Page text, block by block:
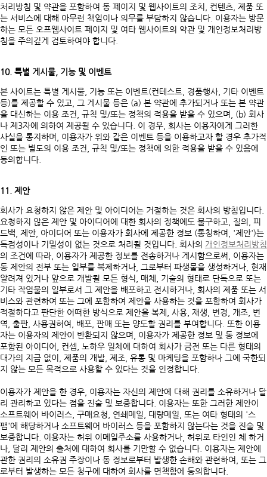
처리방침 및 약관을 포함하여 동 페이지 및 웹사이트의 조치, 컨텐츠, 제품 또
는 서비스에 대해 아무런 책임이나 의무를 부담하지 않습니다. 이용자는 방문
하는 모든 오프웹사이트 페이지 및 여타 웹사이트의 약관 및 개인정보처리방
침을 주의깊게 검토하여야 합니다.
10. 특별 게시물, 기능 및 이벤트
본 사이트는 특별 게시물, 기능 또는 이벤트(컨테스트, 경품행사, 기타 이벤트
등)를 제공할 수 있고, 그 게시물 등은 (a) 본 약관에 추가되거나 또는 본 약관
을 대신하는 이용 조건, 규칙 및/또는 정책의 적용을 받을 수 있으며, (b) 회사
나 제3자에 의하여 제공될 수 있습니다. 이 경우, 회사는 이용자에게 그러한
사실을 통지하며, 이용자가 위와 같은 이벤트 등을 이용하고자 할 경우 추가적
인 또는 별도의 이용 조건, 규칙 및/또는 정책에 의한 적용을 받을 수 있음에
동의합니다.
11. 제안
회사가 요청하지 않은 제안 및 아이디어는 거절하는 것은 회사의 방침입니다.
요청하지 않은 제안 및 아이디어에 대한 회사의 정책에도 불구하고, 질의, 피
드백, 제안, 아이디어 또는 이용자가 회사에 제공한 정보 (통칭하여, '제안')는
독점성이나 기밀성이 없는 것으로 처리될 것입니다. 회사의 개인정보처리방침
의 조건에 따라, 이용자가 제공한 정보를 전송하거나 게시함으로써, 이용자는
동 제안의 전부 또는 일부를 복제하거나, 그로부터 파생물을 생성하거나, 현재
알려져 있거나 앞으로 개발될 모든 형식, 매체, 기술의 형태로 단독으로 또는
기타 작업물의 일부로서 그 제안을 배포하고 전시하거나, 회사의 제품 또는 서
비스와 관련하여 또는 그에 포함하여 제안을 사용하는 것을 포함하여 회사가
적절하다고 판단한 어떠한 방식으로 제안을 복제, 사용, 재생, 변경, 개조, 번
역, 출판, 사용권허여, 배포, 판매 또는 양도할 권리를 부여합니다. 또한 이용
자는 이용자의 제안이 반환되지 않으며, 이용자가 제공한 정보 및 동 정보에
포함된 아이디어, 컨셉, 노하우 일체에 대하여 회사가 금전 또는 다른 형태의
대가의 지급 없이, 제품의 개발, 제조, 유통 및 마케팅을 포함하나 그에 국한되
지 않는 모든 목적으로 사용할 수 있다는 것을 인정합니다.
이용자가 제안을 한 경우, 이용자는 자신의 제안에 대해 권리를 소유하거나 달
리 관리하고 있다는 점을 진술 및 보증합니다. 이용자는 또한 그러한 제안이
소프트웨어 바이러스, 구매요청, 연쇄메일, 대량메일, 또는 여타 형태의 '스
팸'에 해당하거나 소프트웨어 바이러스 등을 포함하지 않는다는 것을 진술 및
보증합니다. 이용자는 허위 이메일주소를 사용하거나, 허위로 타인인 체 하거
나, 달리 제안의 출처에 대하여 회사를 기만할 수 없습니다. 이용자는 제안에
관한 권리의 소유권 주장이나 동 정보로부터 발생한 손해와 관련하여, 또는 그
로부터 발생하는 모든 청구에 대하여 회사를 면책함에 동의합니다.